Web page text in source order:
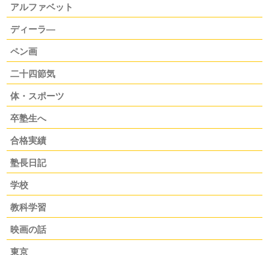
アルファベット
ディーラ―
ペン画
二十四節気
体・スポーツ
卒塾生へ
合格実績
塾長日記
学校
教科学習
映画の話
東京